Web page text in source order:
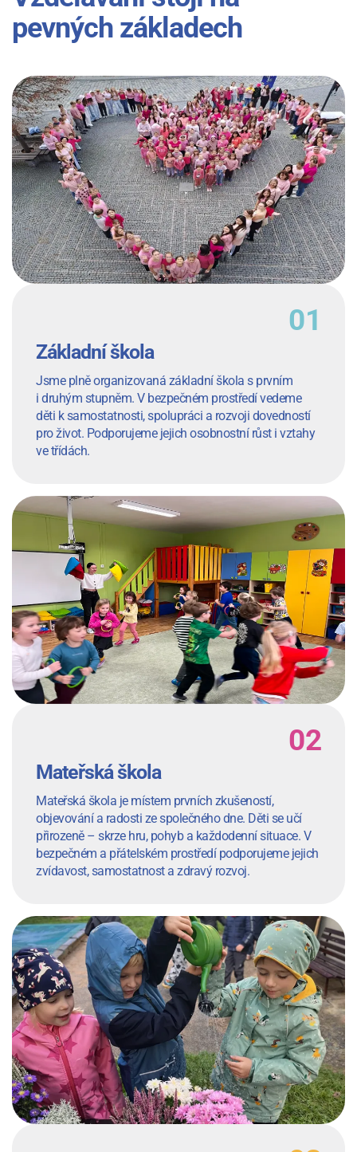
pevných základech
Základní škola
Jsme plně organizovaná základní škola s prvním
i druhým stupněm. V bezpečném prostředí vedeme
děti k samostatnosti, spolupráci a rozvoji dovedností
pro život. Podporujeme jejich osobnostní růst i vztahy
ve třídách.
Mateřská škola
Mateřská škola je místem prvních zkušeností,
objevování a radosti ze společného dne. Děti se učí
přirozeně – skrze hru, pohyb a každodenní situace. V
bezpečném a přátelském prostředí podporujeme jejich
zvídavost, samostatnost a zdravý rozvoj.